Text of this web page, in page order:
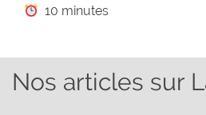
10 minutes
Nos articles sur